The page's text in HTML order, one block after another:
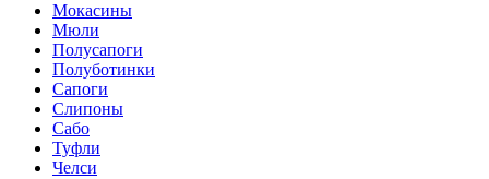
Мокасины
Мюли
Полусапоги
Полуботинки
Сапоги
Слипоны
Сабо
Туфли
Челси